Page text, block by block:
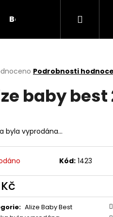
Bambule Háčky
Hledat
Podrobnosti
baby best
byla vyprodána…
Kód: 1423
: Alize Baby Best